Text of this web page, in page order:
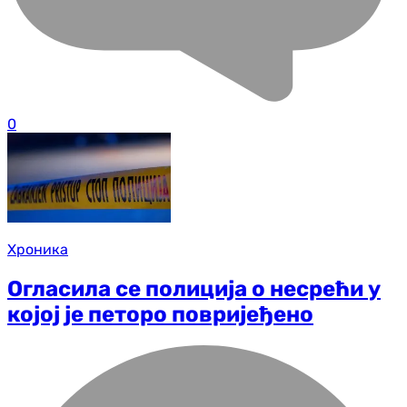
0
Хроника
Огласила се полиција о несрећи у
којој је петоро повријеђено